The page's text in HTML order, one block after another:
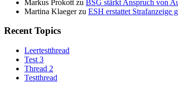
Markus Prokott zu BSG stärkt Anspruch von
Martina Klaegerzu ESH erstattet Strafanzeige
Recent Topics
Leertestthread
Test 3
Thread 2
Testthread